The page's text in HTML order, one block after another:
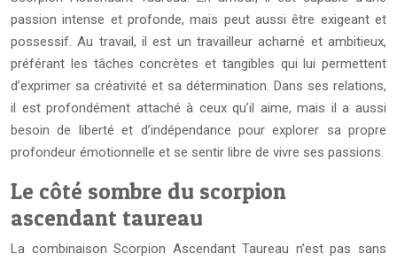
passion intense et profonde, mais peut aussi être exigeant et
possessif. Au travail, il est un travailleur acharné et ambitieux,
préférant les tâches concrètes et tangibles qui lui permettent
d’exprimer sa créativité et sa détermination. Dans ses relations,
il est profondément attaché à ceux qu’il aime, mais il a aussi
besoin de liberté et d’indépendance pour explorer sa propre
profondeur émotionnelle et se sentir libre de vivre ses passions.
Le côté sombre du scorpion
ascendant taureau
La combinaison Scorpion Ascendant Taureau n’est pas sans